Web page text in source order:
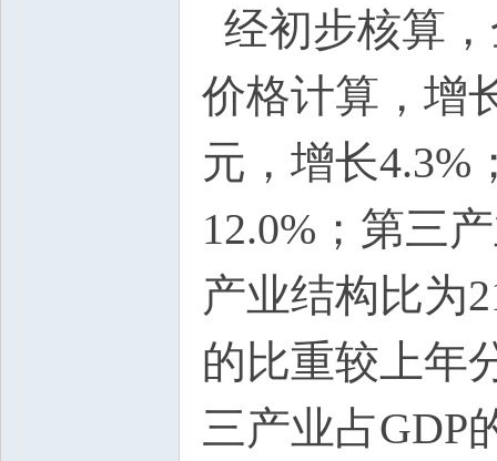
经初步核算
价格计算，增
元，增长4.3%
12.0%；第三
产业结构比为
的比重较上年
三产业占GDP